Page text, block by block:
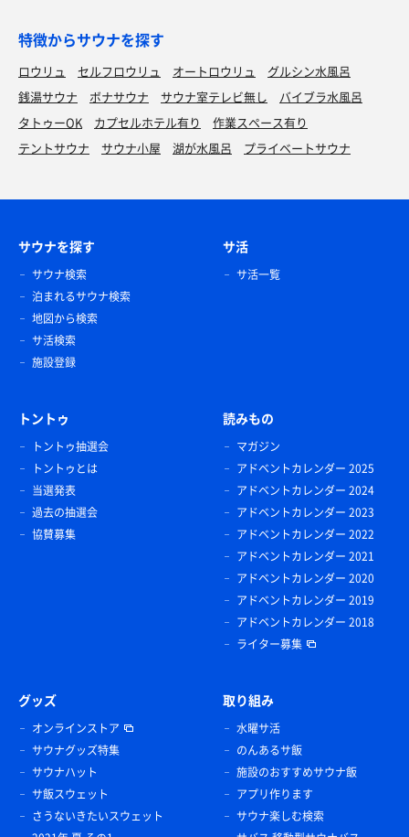
特徴からサウナを探す
ロウリュ セルフロウリュ オートロウリュ
グルシン水風呂
銭湯サウナ
ボナサウナ サウナ室テレビ無し
バイブラ水風呂
タトゥーOK
カプセルホテル有り
作業スペース有り
テントサウナ
サウナ小屋 湖が水風呂 プライベートサウナ
サウナを探す
サウナ検索
泊まれるサウナ検索
地図から検索
サ活検索
施設登録
サ活
サ活一覧
トントゥ
トントゥ抽選会
トントゥとは
当選発表
過去の抽選会
協賛募集
読みもの
マガジン
アドベントカレンダー 2025
アドベントカレンダー 2024
アドベントカレンダー 2023
アドベントカレンダー 2022
アドベントカレンダー 2021
アドベントカレンダー 2020
アドベントカレンダー 2019
アドベントカレンダー 2018
ライター募集
グッズ
オンラインストア
サウナグッズ特集
サウナハット
サ飯スウェット
さうないきたいスウェット
取り組み
水曜サ活
のんあるサ飯
施設のおすすめサウナ飯
アプリ作ります
サウナ楽しむ検索